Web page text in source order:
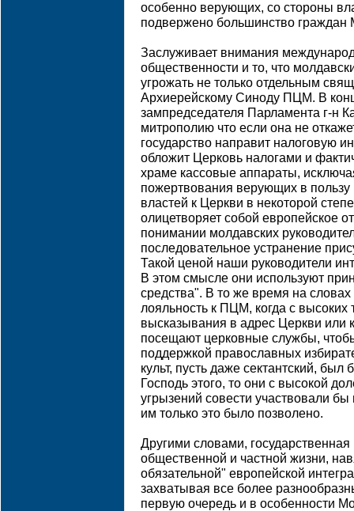
особенно верующих, со стороны
подвержено большинство
Заслуживает внимания
общественности и то, что
угрожать не только отдельным
Архиерейскому Синоду ПЦМ. В
зампредседателя Парламента г-н
митрополию что если она не
государство направит налоговую
обложит Церковь налогами и
храме кассовые аппараты,
пожертвования верующих в
властей к Церкви в некоторой
олицетворяет собой европейское
понимании молдавских
последовательное устранение
Такой ценой наши руководители
В этом смысле они используют
средства". В то же время на
лояльность к ПЦМ, когда с высоких
высказывания в адрес Церкви или
посещают церковные службы,
поддержкой православных
культ, пусть даже сектантский,
Господь этого, то они с высокой
угрызений совести участвовали бы
им только это было позволено.
Другими словами,
общественной и частной жизни,
обязательной" европейской
захватывая все более
первую очередь и в особенности